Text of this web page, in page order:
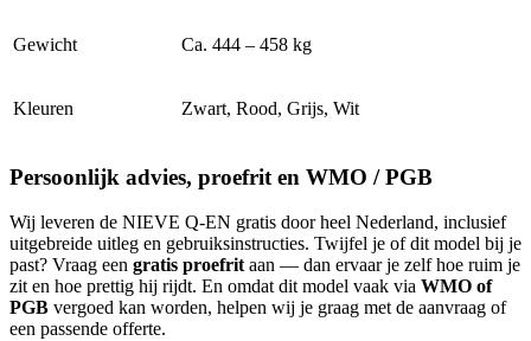
Gewicht Ca. 444 – 458 kg
Kleuren Zwart, Rood, Grijs, Wit
Persoonlijk advies, proefrit en WMO / PGB
Wij leveren de NIEVE Q-EN gratis door heel Nederland, inclusief
uitgebreide uitleg en gebruiksinstructies. Twijfel je of dit model bij je
past? Vraag een gratis proefrit aan — dan ervaar je zelf hoe ruim je
zit en hoe prettig hij rijdt. En omdat dit model vaak via WMO of
PGB vergoed kan worden, helpen wij je graag met de aanvraag of
een passende offerte.